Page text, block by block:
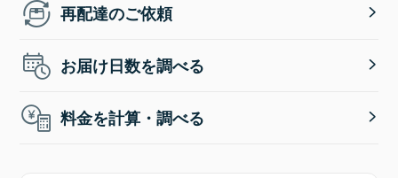
再配達のご依頼
お届け日数を調べる
料金を計算・調べる